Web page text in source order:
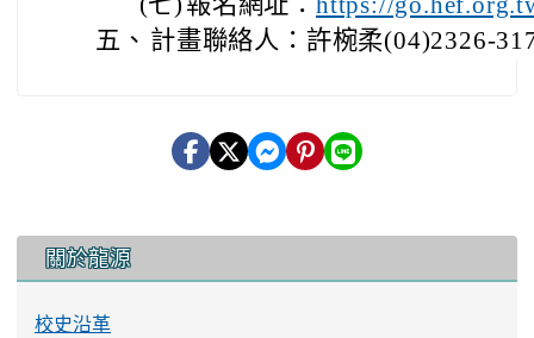
五、 計畫聯絡人：許椀柔(04)2326-
關於龍源
校史沿革